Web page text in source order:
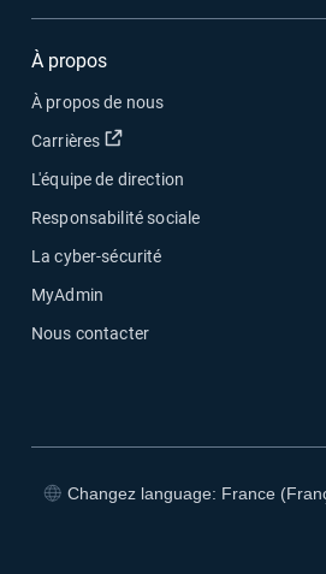
À propos
À propos de nous
Carrières
Ouvrir dans une nouvelle
L'équipe de direction
Responsabilité sociale
La cyber-sécurité
MyAdmin
Nous contacter
Changez language: France